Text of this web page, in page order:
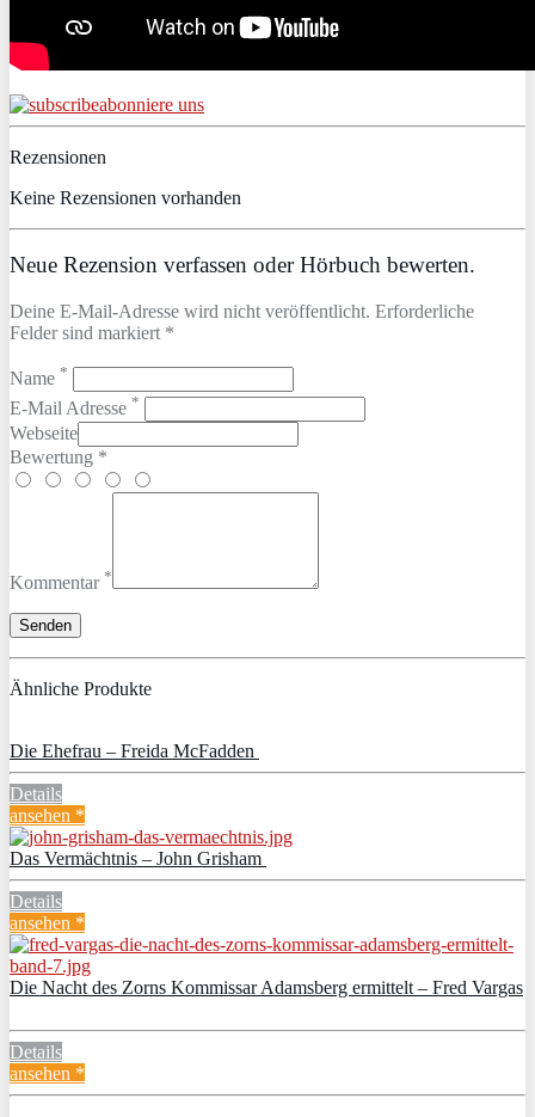
abonniere uns
Rezensionen
Keine Rezensionen vorhanden
Neue Rezension verfassen oder Hörbuch bewerten.
Deine E-Mail-Adresse wird nicht veröffentlicht. Erforderliche
Felder sind markiert *
Name *
E-Mail Adresse *
Webseite
Bewertung *
Kommentar *
Ähnliche Produkte
Die Ehefrau – Freida McFadden
Details
ansehen *
Das Vermächtnis – John Grisham
Details
ansehen *
Die Nacht des Zorns Kommissar Adamsberg ermittelt – Fred Vargas
Details
ansehen *